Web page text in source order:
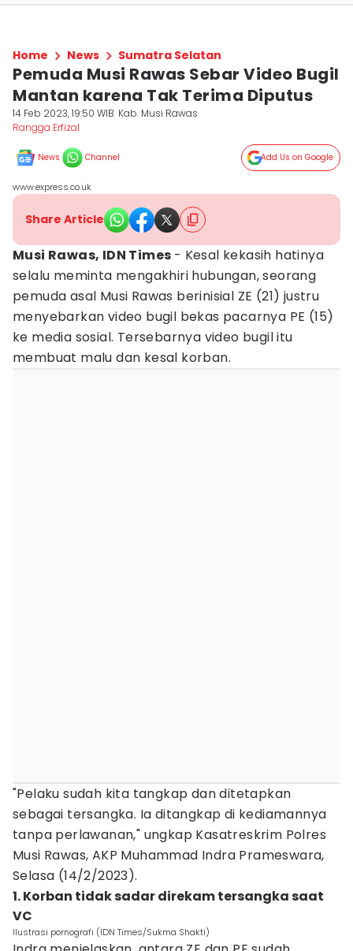
Home News Sumatra Selatan
Pemuda Musi Rawas Sebar Video Bugil
Mantan karena Tak Terima Diputus
14 Feb 2023, 19:50 WIB Kab. Musi Rawas
Rangga Erfizal
News Channel Add Us on Google
www.express.co.uk
Share Article
Musi Rawas, IDN Times - Kesal kekasih hatinya
selalu meminta mengakhiri hubungan, seorang
pemuda asal Musi Rawas berinisial ZE (21) justru
menyebarkan video bugil bekas pacarnya PE (15)
ke media sosial. Tersebarnya video bugil itu
membuat malu dan kesal korban.
"Pelaku sudah kita tangkap dan ditetapkan
sebagai tersangka. Ia ditangkap di kediamannya
tanpa perlawanan," ungkap Kasatreskrim Polres
Musi Rawas, AKP Muhammad Indra Prameswara,
Selasa (14/2/2023).
1. Korban tidak sadar direkam tersangka saat
VC
Ilustrasi pornografi (IDN Times/Sukma Shakti)